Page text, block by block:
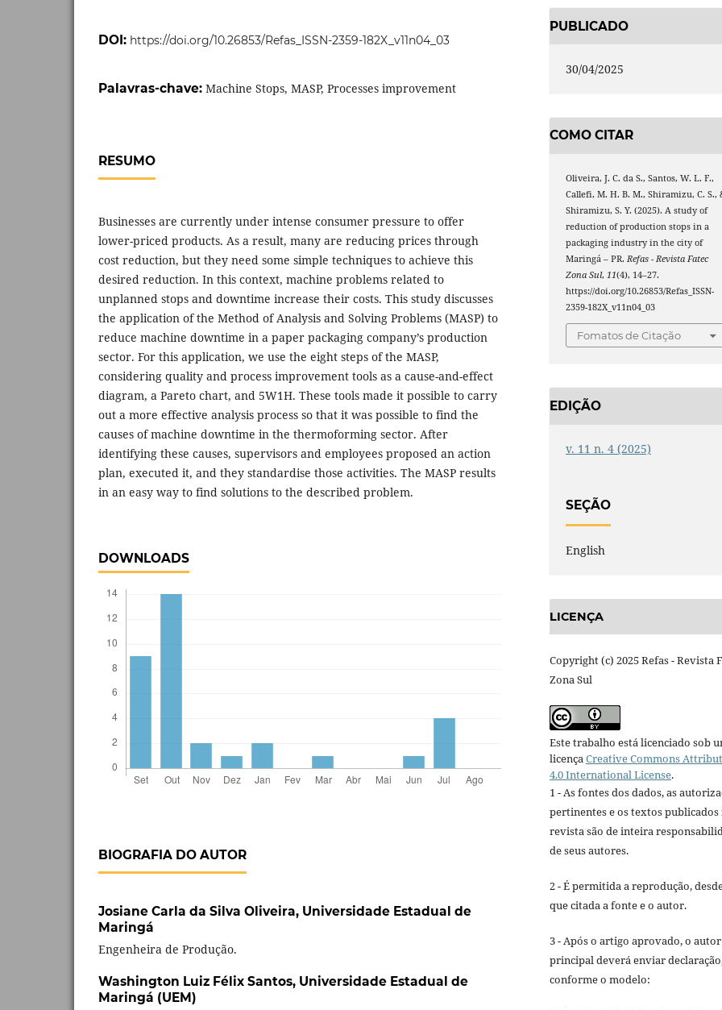
DOI: https://doi.org/10.26853/Refas_ISSN-2359-182X_v11n04_03
Palavras-chave: Machine Stops, MASP, Processes improvement
RESUMO
Businesses are currently under intense consumer pressure to offer
lower-priced products. As a result, many are reducing prices through
cost reduction, but they need some simple techniques to achieve this
desired reduction. In this context, machine problems related to
unplanned stops and downtime increase their costs. This study discusses
the application of the Method of Analysis and Solving Problems (MASP) to
reduce machine downtime in a paper packaging company’s production
sector. For this application, we use the eight steps of the MASP,
considering quality and process improvement tools as a cause-and-effect
diagram, a Pareto chart, and 5W1H. These tools made it possible to carry
out a more effective analysis process so that it was possible to find the
causes of machine downtime in the thermoforming sector. After
identifying these causes, supervisors and employees proposed an action
plan, executed it, and they standardise those activities. The MASP results
in an easy way to find solutions to the described problem.
DOWNLOADS
BIOGRAFIA DO AUTOR
Josiane Carla da Silva Oliveira, Universidade Estadual de
Maringá
Engenheira de Produção.
Washington Luiz Félix Santos, Universidade Estadual de
Maringá (UEM)
PUBLICADO
30/04/2025
COMO CITAR
Oliveira, J. C. da S., Santos, W. L. F.,
Callefi, M. H. B. M., Shiramizu, C. S.,
Shiramizu, S. Y. (2025). A study of
reduction of production stops in a
packaging industry in the city of
Maringá – PR.Refas - Revista Fatec
Zona Sul,11(4), 14–27.
https://doi.org/10.26853/Refas_ISSN-
2359-182X_v11n04_03
Fomatos de Citação
EDIÇÃO
v. 11 n. 4 (2025)
SEÇÃO
English
LICENÇA
Copyright (c) 2025 Refas - Revista
Zona Sul
Este trabalho está licenciado sob
licençaCreative Commons
4.0 International License.
1 - As fontes dos dados, as
pertinentes e os textos publicados
revista são de inteira
de seus autores.
2 - É permitida a reprodução,
que citada a fonte e o autor.
3 - Após o artigo aprovado, o autor
principal deverá enviar
conforme o modelo: